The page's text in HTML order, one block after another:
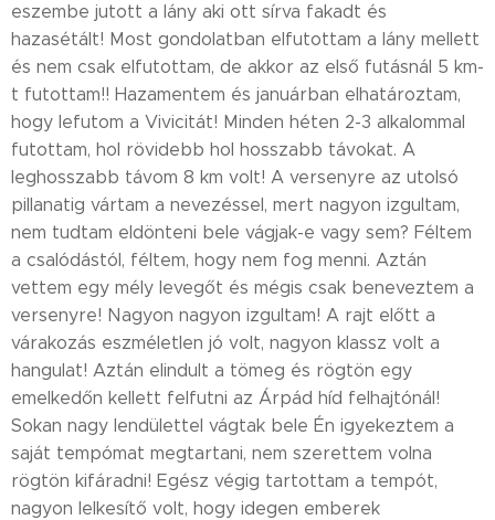
eszembe jutott a lány aki ott sírva fakadt és
hazasétált! Most gondolatban elfutottam a lány mellett
és nem csak elfutottam, de akkor az első futásnál 5 km-
t futottam!! Hazamentem és januárban elhatároztam,
hogy lefutom a Vivicitát! Minden héten 2-3 alkalommal
futottam, hol rövidebb hol hosszabb távokat. A
leghosszabb távom 8 km volt! A versenyre az utolsó
pillanatig vártam a nevezéssel, mert nagyon izgultam,
nem tudtam eldönteni bele vágjak-e vagy sem? Féltem
a csalódástól, féltem, hogy nem fog menni. Aztán
vettem egy mély levegőt és mégis csak beneveztem a
versenyre! Nagyon nagyon izgultam! A rajt előtt a
várakozás eszméletlen jó volt, nagyon klassz volt a
hangulat! Aztán elindult a tömeg és rögtön egy
emelkedőn kellett felfutni az Árpád híd felhajtónál!
Sokan nagy lendülettel vágtak bele Én igyekeztem a
saját tempómat megtartani, nem szerettem volna
rögtön kifáradni! Egész végig tartottam a tempót,
nagyon lelkesítő volt, hogy idegen emberek